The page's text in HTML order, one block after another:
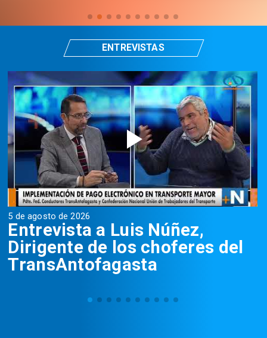
5 de agosto de 2026
Entrevista a Luis Núñez,
Dirigente de los choferes del
TransAntofagasta
ENTREVISTAS